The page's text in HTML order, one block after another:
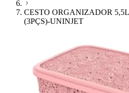
CESTO ORGANIZADOR
(3PÇS)-UNINJET